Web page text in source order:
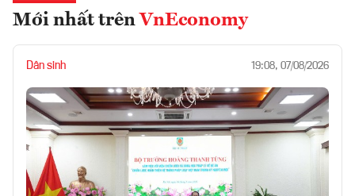
Mới nhất trên VnEconomy
Dân sinh 19:08, 07/08/2026